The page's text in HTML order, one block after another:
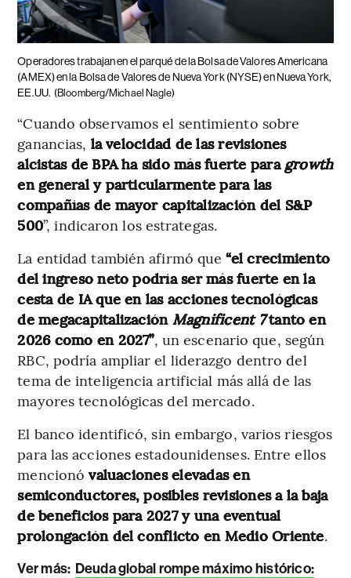
Operadores trabajan en el parqué de la Bolsa de Valores Americana
(AMEX) en la Bolsa de Valores de Nueva York (NYSE) en Nueva York,
EE.UU. (Bloomberg/Michael Nagle)
“Cuando observamos el sentimiento sobre
ganancias, la velocidad de las revisiones
alcistas de BPA ha sido más fuerte para growth
en general y particularmente para las
compañías de mayor capitalización del S&P
500”, indicaron los estrategas.
La entidad también afirmó que“el crecimiento
del ingreso neto podría ser más fuerte en la
cesta de IA que en las acciones tecnológicas
de megacapitalización Magnificent 7tanto en
2026 como en 2027”, un escenario que, según
RBC, podría ampliar el liderazgo dentro del
tema de inteligencia artificial más allá de las
mayores tecnológicas del mercado.
El banco identificó, sin embargo, varios riesgos
para las acciones estadounidenses. Entre ellos
mencionóvaluaciones elevadas en
semiconductores, posibles revisiones a la baja
de beneficios para 2027 y una eventual
prolongación del conflicto en Medio Oriente.
Ver más: Deuda global rompe máximo histórico: